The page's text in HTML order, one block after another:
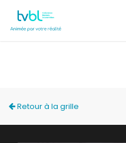
Retour à la grille